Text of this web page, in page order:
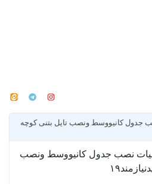
جدول کانیووسط ونصب تایل بتنی کوچه